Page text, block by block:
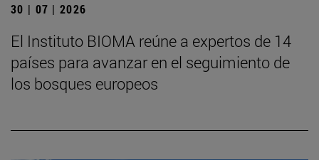
30 | 07 | 2026
El Instituto BIOMA reúne a expertos de 14
países para avanzar en el seguimiento de
los bosques europeos